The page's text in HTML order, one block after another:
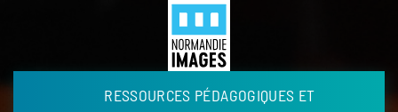
RESSOURCES PÉDAGOGIQUES ET
Panneau de gestion des cookies